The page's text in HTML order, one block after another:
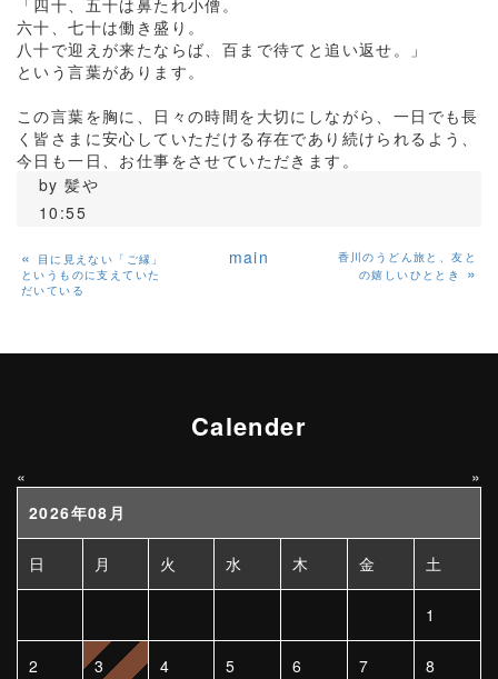
「四十、五十は鼻たれ小僧。
六十、七十は働き盛り。
八十で迎えが来たならば、百まで待てと追い返せ。」
という言葉があります。
この言葉を胸に、日々の時間を大切にしながら、一日でも長
く皆さまに安心していただける存在であり続けられるよう、
今日も一日、お仕事をさせていただきます。
by髪や
10:55
«
目に見えない「ご縁」
というものに支えていた
だいている
main
香川のうどん旅と、友と
の嬉しいひととき
»
Calender
«
»
2026年08月
日 月 火 水 木 金 土
1
2 3 4 5 6 7 8